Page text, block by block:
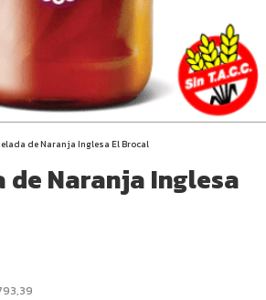
de Naranja Inglesa El Brocal
de Naranja Inglesa